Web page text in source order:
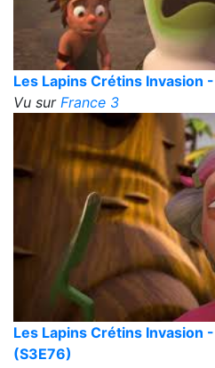
Les Lapins Crétins Invasion
Vu sur France 3
Les Lapins Crétins Invasion
(S3E76)